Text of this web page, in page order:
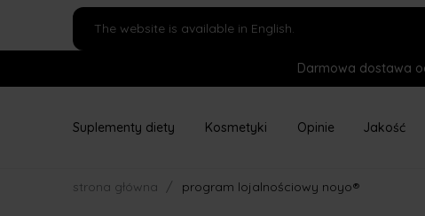
The website is available in English.
Darmowa dostawa
Suplementy diety Kosmetyki Opinie Jakość
strona główna / program lojalnościowy noyo®